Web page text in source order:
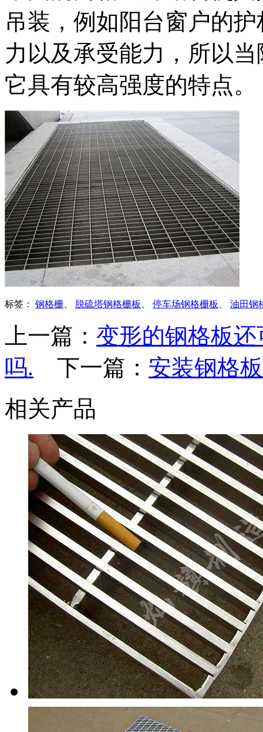
吊装，例如阳台窗户的
力以及承受能力，所以
它具有较高强度的特点。
标签： 钢格栅 脱硫塔钢格栅板 停车场钢格栅板 油田钢
上一篇： 变形的钢格板
吗. 下一篇： 安装钢格
相关产品